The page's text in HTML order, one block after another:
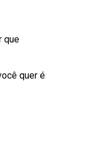
que
quer é